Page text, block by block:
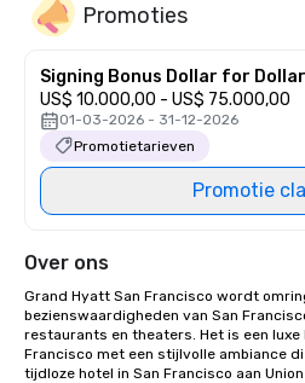
Promoties
Signing Bonus Dollar for
US$ 10.000,00 - US$ 75.000,00
01-03-2026 - 31-12-2026
Promotietarieven
Promotie
Over ons
Grand Hyatt San Francisco wordt
bezienswaardigheden van San
restaurants en theaters. Het is een
Francisco met een stijlvolle ambiance
tijdloze hotel in San Francisco aan